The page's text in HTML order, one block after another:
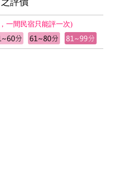
之評價
一間民宿只能評一次)